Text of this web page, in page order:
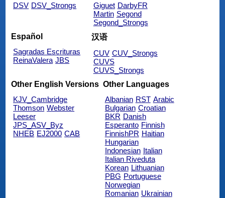
DSV DSV_Strongs
Giguet DarbyFR
Martin Segond
Segond_Strongs
Español
Sagradas Escrituras
ReinaValera JBS
汉语
CUV CUV_Strongs
CUVS
CUVS_Strongs
Other English Versions
KJV_Cambridge
Thomson Webster
Leeser
JPS_ASV_Byz
NHEB EJ2000 CAB
Other Languages
Albanian RST Arabic
Bulgarian Croatian
BKR Danish
Esperanto Finnish
FinnishPR Haitian
Hungarian
Indonesian Italian
Italian Riveduta
Korean Lithuanian
PBG Portuguese
Norwegian
Romanian Ukrainian